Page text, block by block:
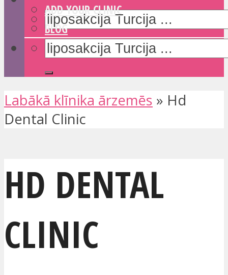
ADD YOUR CLINIC
BLOG
Labākā klīnika ārzemēs » Hd
Dental Clinic
HD DENTAL
CLINIC